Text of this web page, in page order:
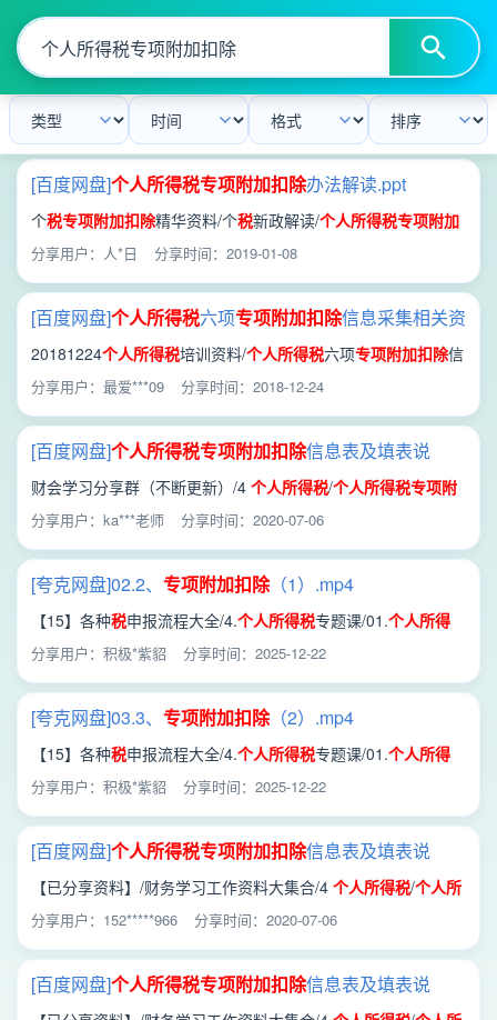
[百度网盘]个人所得税专项附加扣除办法解读.ppt
个税专项附加扣除精华资料/个税新政解读/个人所得税专项附加
扣除办法解读.ppt
分享用户：人*日 分享时间：2019-01-08
[百度网盘]个人所得税六项专项附加扣除信息采集相关资
20181224个人所得税培训资料/个人所得税六项专项附加扣除信
息采集相关资料.rar
分享用户：最爱***09 分享时间：2018-12-24
[百度网盘]个人所得税专项附加扣除信息表及填表说
财会学习分享群（不断更新）/4 个人所得税/个人所得税专项附
加 扣除 信息表及填表说明.doc
分享用户：ka***老师 分享时间：2020-07-06
[夸克网盘]02.2、 专项附加扣除（1）.mp4
【15】各种税申报流程大全/4.个人所得税专题课/01.个人所得
税 /02.2、 专项附加扣除（1）.mp4
分享用户：积极*紫貂 分享时间：2025-12-22
[夸克网盘]03.3、 专项附加扣除（2）.mp4
【15】各种税申报流程大全/4.个人所得税专题课/01.个人所得
税 /03.3、 专项附加扣除（2）.mp4
分享用户：积极*紫貂 分享时间：2025-12-22
[百度网盘]个人所得税专项附加扣除信息表及填表说
【已分享资料】/财务学习工作资料大集合/4 个人所得税/个人所
得税专项 扣除 信息表及填表说明.doc
分享用户：152*****966 分享时间：2020-07-06
[百度网盘]个人所得税专项附加扣除信息表及填表说